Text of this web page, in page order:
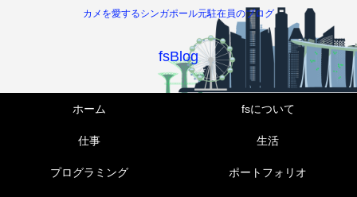
カメを愛するシンガポール元駐在員のブログ
fsBlog
ホーム fsについて
仕事 生活
プログラミング ポートフォリオ